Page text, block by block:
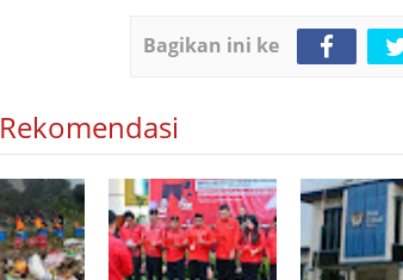
Bagikan ini ke
Rekomendasi